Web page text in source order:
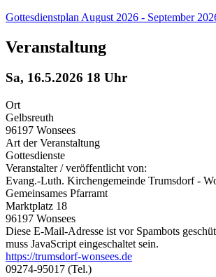
Gottesdienstplan August 2026 - September
Veranstaltung
Sa, 16.5.2026 18 Uhr
Ort
Gelbsreuth
96197 Wonsees
Art der Veranstaltung
Gottesdienste
Veranstalter / veröffentlicht von:
Evang.-Luth. Kirchengemeinde Trumsdorf -
Gemeinsames Pfarramt
Marktplatz 18
96197 Wonsees
Diese E-Mail-Adresse ist vor Spambots
muss JavaScript eingeschaltet sein.
https://trumsdorf-wonsees.de
09274-95017 (Tel.)